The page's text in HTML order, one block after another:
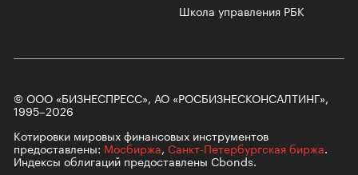
Школа управления РБК
© ООО «БИЗНЕСПРЕСС», АО «РОСБИЗНЕСКОНСАЛТИНГ»,
1995–2026
Котировки мировых финансовых инструментов
предоставлены: Мосбиржа, Санкт-Петербургская биржа.
Индексы облигаций предоставлены Cbonds.